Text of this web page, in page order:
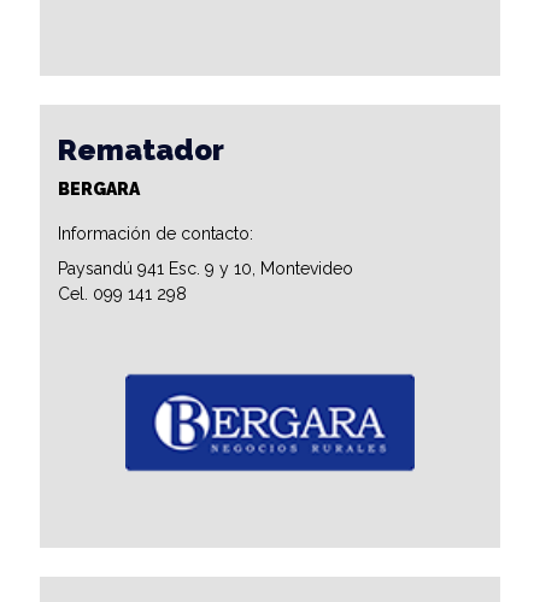
Rematador
BERGARA
Información de contacto:
Paysandú 941 Esc. 9 y 10, Montevideo
Cel. 099 141 298